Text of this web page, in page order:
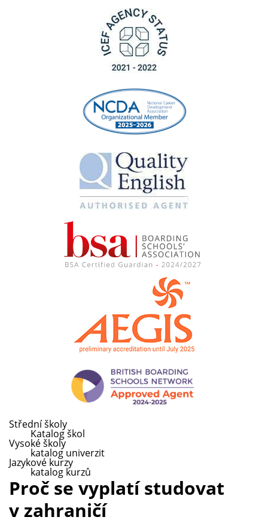
Střední školy
Katalog škol
Vysoké školy
katalog univerzit
Jazykové kurzy
katalog kurzů
Proč se vyplatí studovat
v zahraničí